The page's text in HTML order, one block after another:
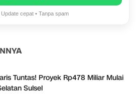
cepat • Tanpa spam
Tuntas! Proyek Rp478 Miliar Mulai
Sulsel